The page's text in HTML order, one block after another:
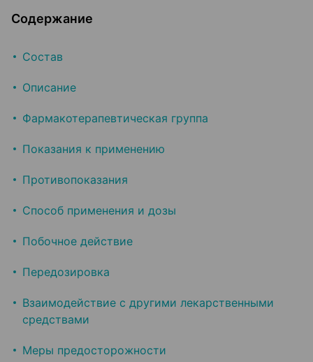
Содержание
Состав
Описание
Фармакотерапевтическая группа
Показания к применению
Противопоказания
Способ применения и дозы
Побочное действие
Передозировка
Взаимодействие с другими лекарственными
средствами
Меры предосторожности